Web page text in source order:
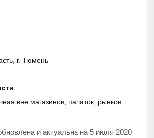
г. Тюмень
вне магазинов, палаток, рынков
и актуальна на 5 июля 2020